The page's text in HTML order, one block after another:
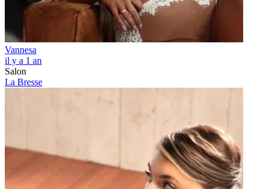
Vannesa
il y a 1 an
Salon
La Bresse